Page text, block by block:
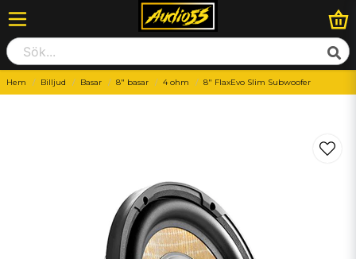
Hem Billjud Basar 8" basar 4 ohm 8" FlaxEvo Slim Subwoofer